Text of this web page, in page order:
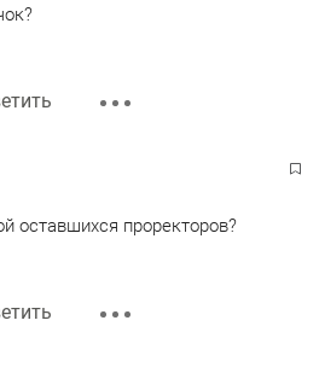
оставшихся проректоров?